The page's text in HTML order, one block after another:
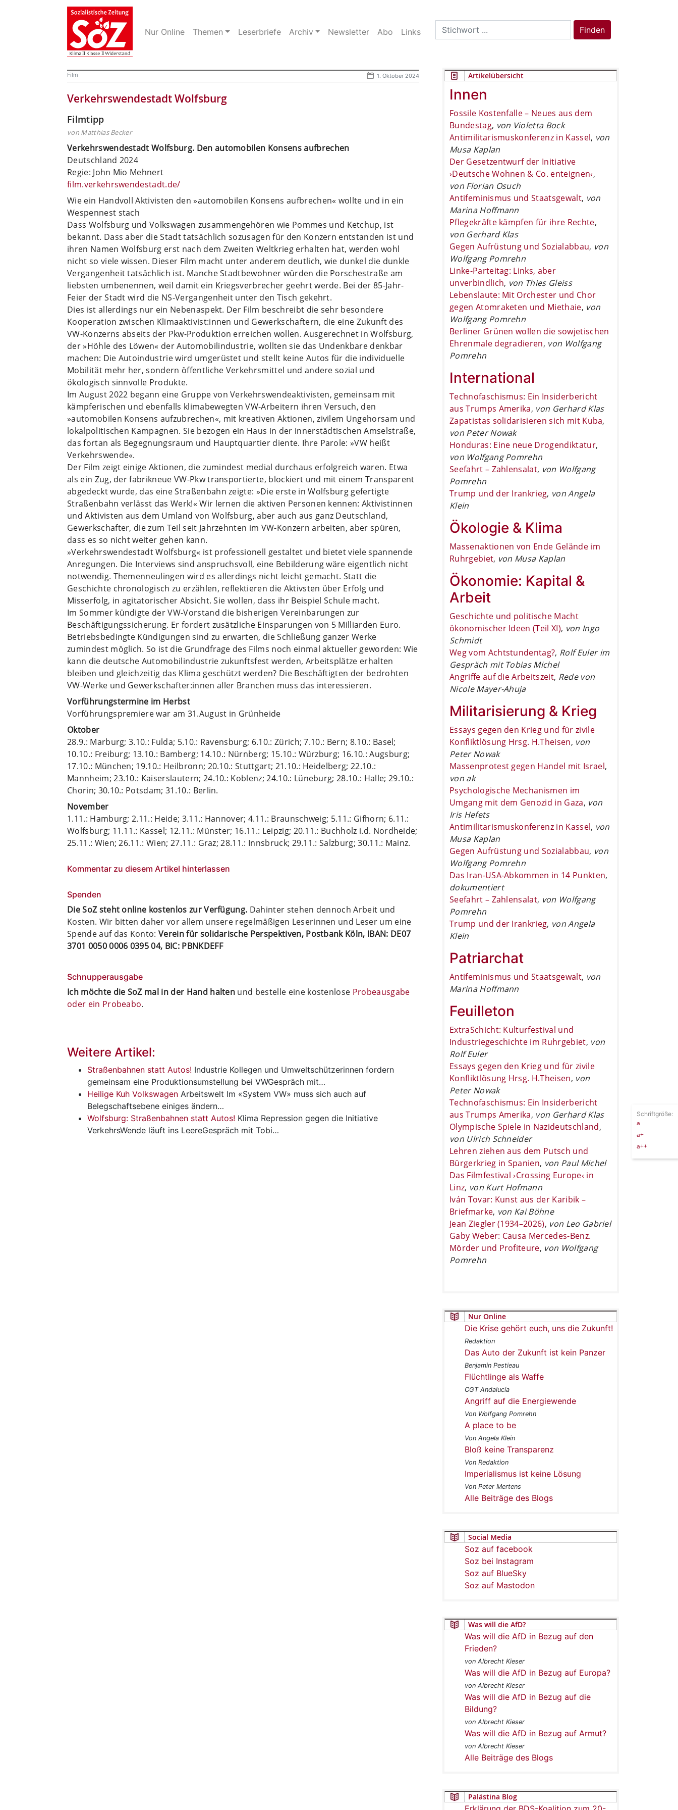
Nur Online Themen Leserbriefe Archiv Newsletter Abo Links
Search
for:
Finden
Film 1. Oktober 2024
Verkehrswendestadt Wolfsburg
Filmtipp
von Matthias Becker
Verkehrswendestadt Wolfsburg. Den automobilen Konsens aufbrechen
Deutschland 2024
Regie: John Mio Mehnert
film.verkehrswendestadt.de/
Wie ein Handvoll Aktivisten den »automobilen Konsens aufbrechen« wollte und in ein
Wespennest stach
Dass Wolfsburg und Volkswagen zusammengehören wie Pommes und Ketchup, ist
bekannt. Dass aber die Stadt tatsächlich sozusagen für den Konzern entstanden ist und
ihren ­Namen Wolfsburg erst nach dem Zweiten Weltkrieg erhalten hat, werden wohl
nicht so viele wissen. Dieser Film macht unter anderem deutlich, wie dunkel die dunkle
Vergangenheit tatsächlich ist. Manche Stadtbewohner würden die Porschestraße am
liebsten umbenennen, weil damit ein Kriegsverbrecher geehrt werde. Bei der 85-Jahr-
Feier der Stadt wird die NS-Vergangenheit unter den Tisch gekehrt.
Dies ist allerdings nur ein Nebenaspekt. Der Film beschreibt die sehr besondere
Kooperation zwischen Klimaaktivist:innen und Gewerkschaftern, die eine Zukunft des
VW-Konzerns abseits der Pkw-Produktion erreichen wollen. Ausgerechnet in Wolfsburg,
der »Höhle des Löwen« der Automobilindustrie, wollten sie das Undenkbare denkbar
machen: Die Autoindustrie wird umgerüstet und stellt keine Autos für die individuelle
Mobilität mehr her, sondern öffentliche Verkehrsmittel und andere sozial und
ökologisch sinnvolle Produkte.
Im August 2022 begann eine Gruppe von Verkehrswendeaktivisten, gemeinsam mit
kämpferischen und ebenfalls klimabewegten VW-Arbeitern ihren Versuch, den
»automobilen Konsens aufzubrechen«, mit kreativen Aktionen, zivilem Ungehorsam und
lokalpolitischen Kampagnen. Sie bezogen ein Haus in der innerstädtischen Amselstraße,
das fortan als Begegnungsraum und Hauptquartier diente. Ihre Parole: »VW heißt
Verkehrswende«.
Der Film zeigt einige Aktionen, die zumindest medial durchaus erfolgreich waren. Etwa
als ein Zug, der fabrikneue VW-Pkw transportierte, blockiert und mit einem Transparent
abgedeckt wurde, das eine Straßenbahn zeigte: »Die erste in Wolfsburg gefertigte
Straßenbahn verlässt das Werk!« Wir lernen die aktiven Personen kennen: Aktivistinnen
und Aktivisten aus dem Umland von Wolfsburg, aber auch aus ganz Deutschland,
Gewerkschafter, die zum Teil seit Jahrzehnten im VW-Konzern arbeiten, aber spüren,
dass es so nicht weiter gehen kann.
»Verkehrswendestadt Wolfsburg« ist professionell gestaltet und bietet viele spannende
Anregungen. Die Interviews sind anspruchsvoll, eine Bebilderung wäre eigentlich nicht
notwendig. Themenneulingen wird es allerdings nicht leicht gemacht. Statt die
Geschichte chronologisch zu erzählen, reflektieren die Aktivsten über Erfolg und
Misserfolg, in agitatorischer Absicht. Sie wollen, dass ihr Beispiel Schule macht.
Im Sommer kündigte der VW-Vorstand die bisherigen Vereinbarungen zur
Beschäftigungssicherung. Er fordert zusätzliche Einsparungen von 5 Milliarden Euro.
Betriebsbedingte Kündigungen sind zu erwarten, die Schließung ganzer Werke
zumindest möglich. So ist die Grundfrage des Films noch einmal aktueller geworden: Wie
kann die deutsche Automobilindustrie zukunftsfest werden, Arbeitsplätze erhalten
bleiben und gleichzeitig das Klima geschützt werden? Die Beschäftigten der bedrohten
VW-Werke und Gewerkschaf­ter:innen aller Branchen muss das interessieren.
Vorführungstermine im Herbst
Vorführungspremiere war am 31.August in Grünheide
Oktober
28.9.: Marburg; 3.10.: Fulda; 5.10.: Ravensburg; 6.10.: Zürich; 7.10.: Bern; 8.10.: Basel;
10.10.: Freiburg; 13.10.: Bamberg; 14.10.: Nürnberg; 15.10.: Würzburg; 16.10.: Augsburg;
17.10.: München; 19.10.: Heilbronn; 20.10.: Stuttgart; 21.10.: Heidelberg; 22.10.:
Mannheim; 23.10.: Kaiserslautern; 24.10.: Koblenz; 24.10.: Lüneburg; 28.10.: Halle; 29.10.:
Chorin; 30.10.: Potsdam; 31.10.: Berlin.
November
1.11.: Hamburg; 2.11.: Heide; 3.11.: Hannover; 4.11.: Braunschweig; 5.11.: Gifhorn; 6.11.:
Wolfsburg; 11.11.: Kassel; 12.11.: Münster; 16.11.: Leipzig; 20.11.: Buchholz i.d. Nordheide;
25.11.: Wien; 26.11.: Wien; 27.11.: Graz; 28.11.: Innsbruck; 29.11.: Salzburg; 30.11.: Mainz.
Kommentar zu diesem Artikel hinterlassen
Spenden
Die SoZ steht online kostenlos zur Verfügung. Dahinter stehen dennoch Arbeit und
Kosten. Wir bitten daher vor allem unsere regelmäßigen Leserinnen und Leser um eine
Spende auf das Konto:Verein für solidarische Perspektiven, Postbank Köln, IBAN: DE07
3701 0050 0006 0395 04, BIC: PBNKDEFF
Schnupperausgabe
Ich möchte die SoZ mal in der Hand halten und bestelle eine kostenlose Probeausgabe
oder ein Probeabo.
Weitere Artikel:
Straßenbahnen statt Autos! Industrie Kollegen und Umweltschützerinnen fordern
gemeinsam eine Produktionsumstellung bei VWGespräch mit…
Heilige Kuh Volkswagen Arbeitswelt Im «System VW» muss sich auch auf
Belegschaftsebene einiges ändern…
Wolfsburg: Straßenbahnen statt Autos! Klima Repression gegen die Initiative
VerkehrsWende läuft ins LeereGespräch mit Tobi…
Artikelübersicht
Innen
Fossile Kostenfalle – Neues aus dem
Bundestag, von Violetta Bock
Antimilitarismuskonferenz in Kassel, von
Musa Kaplan
Der Gesetzentwurf der Initiative
›Deutsche Wohnen & Co. enteignen‹,
von Florian Osuch
Antifeminismus und Staatsgewalt, von
Marina Hoffmann
Pflegekräfte kämpfen für ihre Rechte,
von Gerhard Klas
Gegen Aufrüstung und Sozialabbau, von
Wolfgang Pomrehn
Linke-Parteitag: Links, aber
unverbindlich, von Thies Gleiss
Lebenslaute: Mit Orchester und Chor
gegen Atomraketen und Miethaie, von
Wolfgang Pomrehn
Berliner Grünen wollen die sowjetischen
Ehrenmale degradieren, von Wolfgang
Pomrehn
International
Technofaschismus: Ein Insiderbericht
aus Trumps Amerika, von Gerhard Klas
Zapatistas solidarisieren sich mit Kuba,
von Peter Nowak
Honduras: Eine neue Drogendiktatur,
von Wolfgang Pomrehn
Seefahrt – Zahlensalat, von Wolfgang
Pomrehn
Trump und der Irankrieg, von Angela
Klein
Ökologie & Klima
Massenaktionen von Ende Gelände im
Ruhrgebiet, von Musa Kaplan
Ökonomie: Kapital &
Arbeit
Geschichte und politische Macht
ökonomischer Ideen (Teil XI), von Ingo
Schmidt
Weg vom Achtstundentag?, Rolf Euler im
Gespräch mit Tobias Michel
Angriffe auf die Arbeitszeit, Rede von
Nicole Mayer-Ahuja
Militarisierung & Krieg
Essays gegen den Krieg und für zivile
Konfliktlösung Hrsg. H.Theisen, von
Peter Nowak
Massenprotest gegen Handel mit Israel,
von ak
Psychologische Mechanismen im
Umgang mit dem Genozid in Gaza, von
Iris Hefets
Antimilitarismuskonferenz in Kassel, von
Musa Kaplan
Gegen Aufrüstung und Sozialabbau, von
Wolfgang Pomrehn
Das Iran-USA-Abkommen in 14 Punkten,
dokumentiert
Seefahrt – Zahlensalat, von Wolfgang
Pomrehn
Trump und der Irankrieg, von Angela
Klein
Patriarchat
Antifeminismus und Staatsgewalt, von
Marina Hoffmann
Feuilleton
ExtraSchicht: Kulturfestival und
Industriegeschichte im Ruhrgebiet, von
Rolf Euler
Essays gegen den Krieg und für zivile
Konfliktlösung Hrsg. H.Theisen, von
Peter Nowak
Technofaschismus: Ein Insiderbericht
aus Trumps Amerika, von Gerhard Klas
Olympische Spiele in Nazideutschland,
von Ulrich Schneider
Lehren ziehen aus dem Putsch und
Bürgerkrieg in Spanien, von Paul Michel
Das Filmfestival ›Crossing Europe‹ in
Linz, von Kurt Hofmann
Iván Tovar: Kunst aus der Karibik –
Briefmarke, von Kai Böhne
Jean Ziegler (1934–2026), von Leo Gabriel
Gaby Weber: Causa Mercedes-Benz.
Mörder und Profiteure, von Wolfgang
Pomrehn
Nur Online
Die Krise gehört euch, uns die Zukunft!
Redaktion
Das Auto der Zukunft ist kein Panzer
Benjamin Pestieau
Flüchtlinge als Waffe
CGT Andalucía
Angriff auf die Energiewende
Von Wolfgang Pomrehn
A place to be
Von Angela Klein
Bloß keine Transparenz
Von Redaktion
Imperialismus ist keine Lösung
Von Peter Mertens
Alle Beiträge des Blogs
Social Media
Soz auf facebook
Soz bei Instagram
Soz auf BlueSky
Soz auf Mastodon
Was will die AfD?
Was will die AfD in Bezug auf den
Frieden?
von Albrecht Kieser
Was will die AfD in Bezug auf Europa?
von Albrecht Kieser
Was will die AfD in Bezug auf die
Bildung?
von Albrecht Kieser
Was will die AfD in Bezug auf Armut?
von Albrecht Kieser
Alle Beiträge des Blogs
Palästina Blog
Schriftgröße:
a
a+
a++